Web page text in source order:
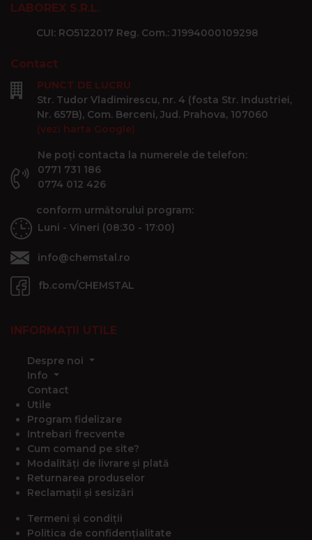
LABOREX S.R.L.
CUI: RO5122017 Reg. Com.: J1994000109298
Contact
PUNCT DE LUCRU
Str. Tudor Vladimirescu, nr. 4 (fosta Str. Industriei,
Nr. 657B), Com. Berceni, Jud. Prahova, 107060
(vezi harta Google)
Ne poți contacta la numerele de telefon:
0771 731 186
0774 012 426
conform următorului program:
Luni - Vineri (08:30 - 17:00)
info@chemstal.ro
fb.com/CHEMSTAL
INFORMAȚII UTILE
Despre noi
Info
Contact
Utile
Program fidelizare
Intrebari frecvente
Cum comand pe site?
Modalități de livrare și plată
Returnarea produselor
Reclamații și sesizări
Termeni și condiții
Politica de confidențialitate